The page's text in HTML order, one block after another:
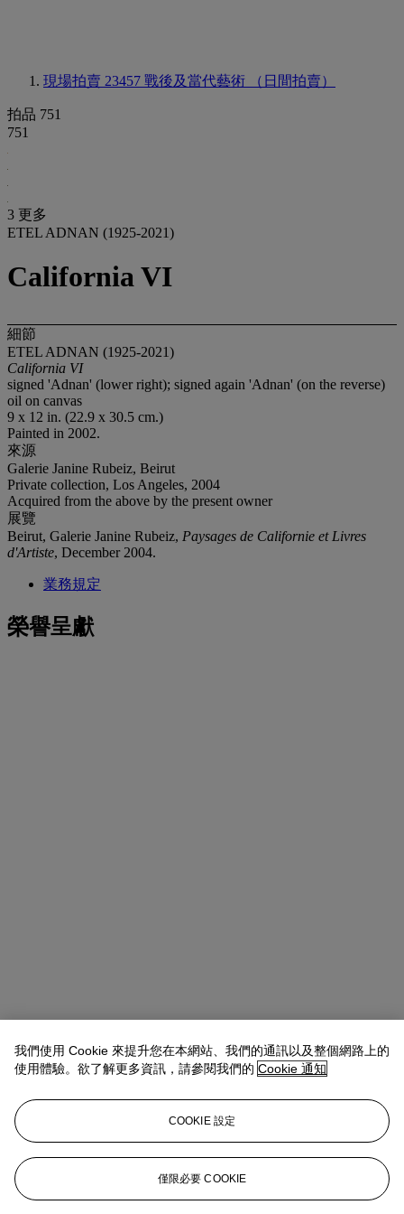
現場拍賣 23457 戰後及當代藝術 （日間拍賣）
拍品 751
751
3 更多
ETEL ADNAN (1925-2021)
California VI
細節
ETEL ADNAN (1925-2021)
California VI
signed 'Adnan' (lower right); signed again 'Adnan' (on the reverse)
oil on canvas
9 x 12 in. (22.9 x 30.5 cm.)
Painted in 2002.
來源
Galerie Janine Rubeiz, Beirut
Private collection, Los Angeles, 2004
Acquired from the above by the present owner
展覽
Beirut, Galerie Janine Rubeiz, Paysages de Californie et Livres
d'Artiste, December 2004.
業務規定
榮譽呈獻
Allison ImmergutVice President, Specialist, Co-Head of Day Sale
查閱狀況報告或聯絡我們查詢更多拍品資料
aimmergut@christies.com
登入
瀏覽狀況報告
我們使用 Cookie 來提升您在本網站、我們的通訊以及整個網路上的
使用體驗。欲了解更多資訊，請參閱我們的 Cookie 通知
COOKIE 設定
僅限必要 COOKIE